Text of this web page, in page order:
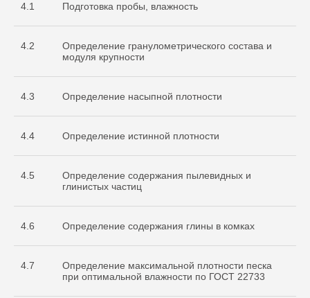
4.1 Подготовка пробы, влажность
4.2
Определение гранулометрического состава и
модуля крупности
4.3 Определение насыпной плотности
4.4 Определение истинной плотности
4.5
Определение содержания пылевидных и
глинистых частиц
4.6 Определение содержания глины в комках
4.7
Определение максимальной плотности песка
при оптимальной влажности по ГОСТ 22733